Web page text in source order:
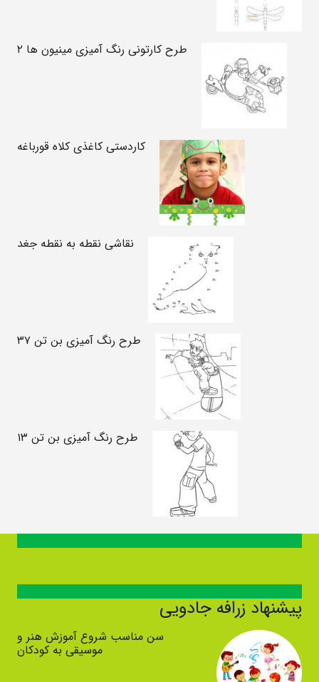
طرح کارتونی رنگ آمیزی مینیون ها ۲
کاردستی کاغذی کلاه قورباغه
نقاشی نقطه به نقطه جغد
طرح رنگ آمیزی بن تن ۳۷
طرح رنگ آمیزی بن تن ۱۳
پیشنهاد زرافه جادویی
سن مناسب شروع آموزش هنر و
موسیقی به کودکان